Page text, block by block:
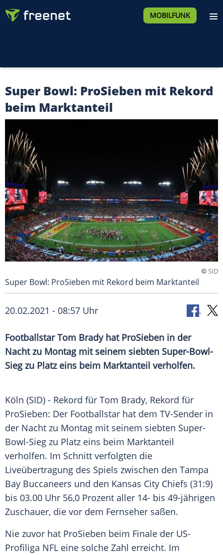
MOBILFUNK
Super Bowl: ProSieben mit Rekord
beim Marktanteil
©SID
Super Bowl: ProSieben mit Rekord beim Marktanteil
20.02.2021 - 08:57 Uhr
FootballstarTom Bradyhat ProSieben in der
Nacht zu Montag mit seinem siebten Super-Bowl-
Sieg zu Platz eins beim Marktanteil verholfen.
Köln (SID) - Rekord für Tom Brady, Rekord für
ProSieben: Der Footballstar hat dem TV-Sender in
der Nacht zu Montag mit seinem siebten Super-
Bowl-Sieg zu Platz eins beim Marktanteil
verholfen. Im Schnitt verfolgten die
Liveübertragung des Spiels zwischen den Tampa
Bay Buccaneers und den Kansas City Chiefs (31:9)
bis 03.00 Uhr 56,0 Prozent aller 14- bis 49-jährigen
Zuschauer, die vor dem Fernseher saßen.
Nie zuvor hat ProSieben beim Finale der US-
Profiliga NFL eine solche Zahl erreicht. Im